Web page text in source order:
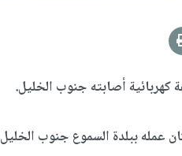
أصابته جنوب الخليل.
محمد اسامة الحوامدة ٢١ عاما في مكان عمله ببلدة السموع جنوب الخليل